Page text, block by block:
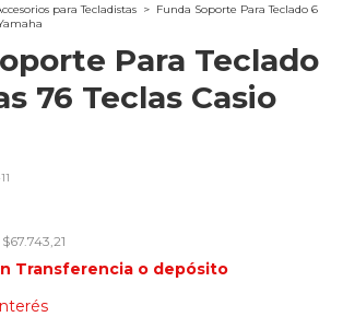
para Tecladistas > Funda Soporte Para Teclado 6
Para Teclado
76 Teclas Casio
$67.743,21
Transferencia o depósito